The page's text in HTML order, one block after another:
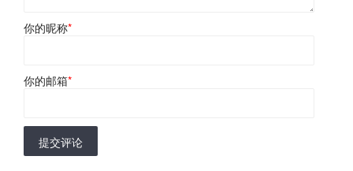
你的昵称*
你的邮箱*
提交评论